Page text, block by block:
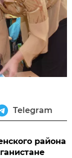
Telegram
района